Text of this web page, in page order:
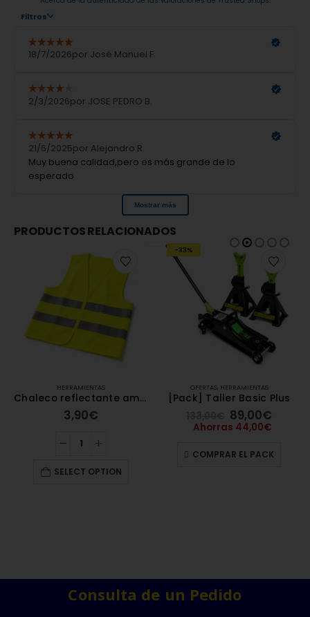
PRODUCTOS RELACIONADOS
HERRAMIENTAS
Chaleco reflectante amarillo homologado
3,90€
SELECT OPTION
-33%
OFERTAS, HERRAMIENTAS
[Pack] Taller Basic Plus
89,00€
Ahorras 44,00€
COMPRAR EL PACK
Consulta de un Pedido